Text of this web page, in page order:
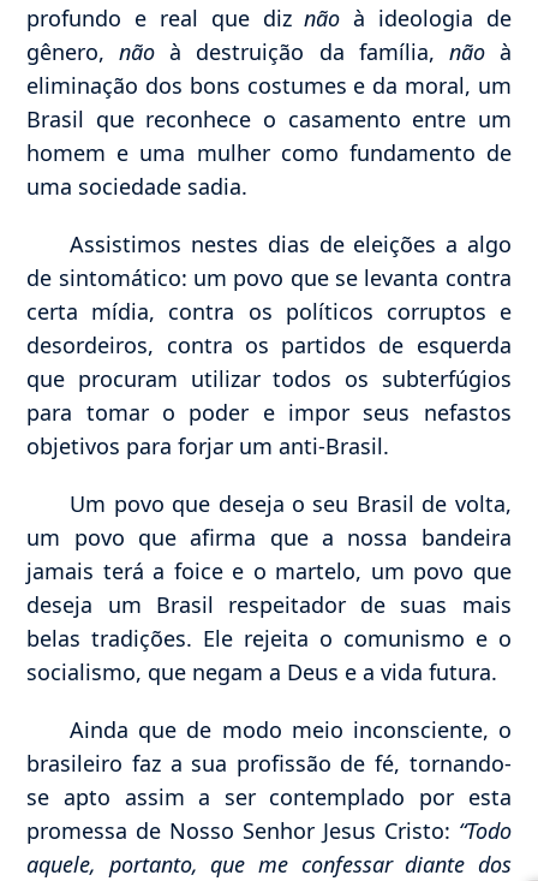
profundo e real que diznão à ideologia de
gênero,não à destruição da família, não à
eliminação dos bons costumes e da moral, um
Brasil que reconhece o casamento entre um
homem e uma mulher como fundamento de
uma sociedade sadia.
Assistimos nestes dias de eleições a algo
de sintomático: um povo que se levanta contra
certa mídia, contra os políticos corruptos e
desordeiros, contra os partidos de esquerda
que procuram utilizar todos os subterfúgios
para tomar o poder e impor seus nefastos
objetivos para forjar um anti-Brasil.
Um povo que deseja o seu Brasil de volta,
um povo que afirma que a nossa bandeira
jamais terá a foice e o martelo, um povo que
deseja um Brasil respeitador de suas mais
belas tradições. Ele rejeita o comunismo e o
socialismo, que negam a Deus e a vida futura.
Ainda que de modo meio inconsciente, o
brasileiro faz a sua profissão de fé, tornando-
se apto assim a ser contemplado por esta
promessa de Nosso Senhor Jesus Cristo: “Todo
aquele, portanto, que me confessar diante dos